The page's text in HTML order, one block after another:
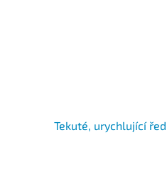
Tekuté, urychlující